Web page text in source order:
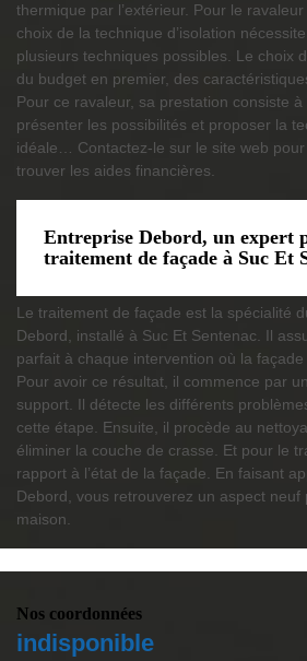
thermique par l’extérieur. Pour le
choix de la technique d’isolation
plusieurs techniques possibles. Le choix
du budget en premier, des
Pour ce ravaleur, sa prestation consiste
présenter les possibilités et proposer la
idéale… Contactez-le sur le site web
trouver les aides financières.
Entreprise Debord, un expert
traitement de façade à Suc Et
Le traitement de façade est la spécialité
Debord, installé à Suc Et Sentenac. Il
parfait à chaque intervention où la
Pour avoir ce résultat, il commence par
support. Il détecte les différents
cette étape. Ensuite, il procède au
éliminer la couche de crasse. Et pour le
rapport à l’état de la façade. En faisant
Debord, vous retrouverez un aspect neuf
maison.
Nos coordonnées
indisponible